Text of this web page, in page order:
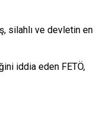
silahlı ve devletin en
iddia eden FETÖ,